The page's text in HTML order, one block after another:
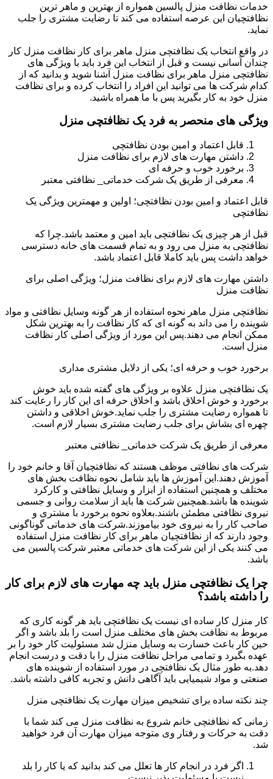
خدمات نظافت منزل پالسین همواره از بهترین و ماهر ترین
نظافتچیان این عرصه استفاده می کند تا رضایت مشتری را جلب
نماید.
در واقع انتخاب یک نظافتچی منزل ماهر برای کار نظافت منزل کار
چندان آسانی نیست و قبل از انتخاب این فرد باید با ویژگی های
نظافتچی منزل ماهر برای نظافت منزل آشنا شوید و بدانید که از
کدام شرکت ها می توانید این افراد را انتخاب کرده و برای نظافت
منزل خود به کار بگیرید پس با ما همراه باشید.
ویژگی های منحصر به فرد یک نظافتچی منزل
قابل اعتماد و امین بودن نظافتچی
داشتن مهارت های لازم برای نظافت منزل
برخورد خوب و حرفه ای
معرفی از طریق یک شرکت خدماتی_ نظافتی معتبر
قابل اعتماد و امین بودن نظافتچی؛ اولین و مهمترین ویژگی یک
نظافتچی
قبل از هر چیزی یک نظافتچی باید امین و معتمد باشد.چرا که
نظافتچی به منزل می رود و به تمام قسمت های خانه دسترسی
خواهد داشت پس باید کاملا قابل اعتماد باشد.
داشتن مهارت های لازم برای نظافت منزل؛ ویژگی اصلی برای
نظافت منزل
نظافتچی منزل ماهر نحوه استفاده از هر گونه وسایل نظافتی و مواد
شوینده را می داند به گونه ای که کار نظافت را به بهترین شکل
ممکن انجام می دهند.پس این مورد از ویژگی اصلی کار نظافت
منزل است.
برخورد خوب و حرفه ای؛ یکی از دلایل مشتری مداری
یک نظافتچی منزل علاوه بر ویژگی های گفته شده باید خوش
برخورد و خوش اخلاق باشد و اخلاق حرفه ای این کار را رعایت کند
تا همواره رضایت مشتری را جلب نماید.خوش اخلاقی و داشتن
چهره ای بشاش برای جلب رضایت مشتری بسیار لازم است.
معرفی از طریق یک شرکت خدماتی_ نظافتی معتبر
شرکت های نظافتی موظف هستند که نظافتچیان آقا و خانم خود را
آموزش دهند.این آموزش ها باید شامل نحوه نظافت بخش های
مختلف و همچنین استفاده از ابزار و وسایل نظافتی و کارکرد
شوینده ها باشد.همچنین شرکت ها باید از سلامت روانی و جسمی
نیروی نظافتی مطمئن باشند.بعلاوه نحوه برخورد با مشتری و
صاحب کار را به نیروی خود بیاموزند.شرکت های خدماتی گوناگونی
وجود دارند که از نظافتچیان ماهر برای کار نظافت منزل استفاده
می کنند یکی از این شرکت های خدماتی معتبر شرکت پالسین می
باشد.
چرا یک نظافتچی منزل باید چه مهارت های لازم برای کار
را داشته باشد؟
کار منزل کار ساده ای نیست یک نظافتچی باید هر گونه کاری که
مربوط به نظافت بخش های مختلف منزل است را بلد باشد و اگر
حین کار باعث خسارت به وسایل منزل شد مسئولیت کار خود را بر
عهده بگیرد و تمامی مراحل نظافت منزل را با دقت و درست انجام
دهد.به طور مثال یک نظافتچی در مورد استفاده از شوینده های
صنعتی و مواد شیمیایی باید آگاهی دانش و تجربه کافی داشته باشد.
چند نکته ساده برای تشخیص میزان مهارت یک نظافتچی منزل
زمانی که نظافتچی خانم شروع به نظافت منزل می کند شما با
دقت به حرکات و رفتار وی متوجه میزان مهارت آن فرد خواهید
شد.
اگر فرد در انجام کار ها تعلل می کند بدانید که یا کار را بلد